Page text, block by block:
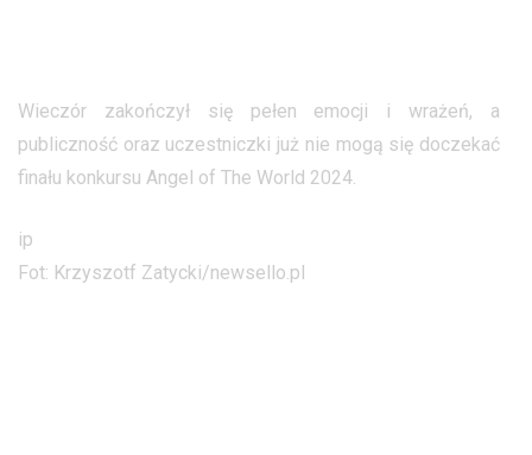
Wieczór zakończył się pełen emocji i wrażeń, a
publiczność oraz uczestniczki już nie mogą się doczekać
finału konkursu Angel of The World 2024.
ip
Fot: Krzyszotf Zatycki/newsello.pl